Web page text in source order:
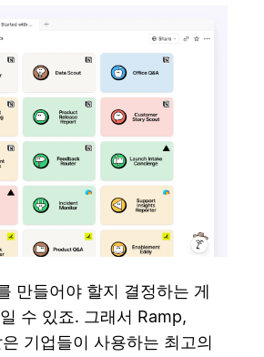
만들어야 할지 결정하는 게
수 있죠. 그래서 Ramp,
기업들이 사용하는 최고의